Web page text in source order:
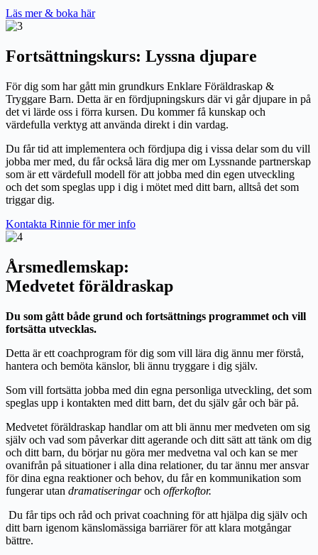
Läs mer & boka här
Fortsättningskurs: Lyssna djupare
För dig som har gått min grundkurs Enklare Föräldraskap &
Tryggare Barn. Detta är en fördjupningskurs där vi går djupare in på
det vi lärde oss i förra kursen. Du kommer få kunskap och
värdefulla verktyg att använda direkt i din vardag.
Du får tid att implementera och fördjupa dig i vissa delar som du vill
jobba mer med, du får också lära dig mer om Lyssnande partnerskap
som är ett värdefull modell för att jobba med din egen utveckling
och det som speglas upp i dig i mötet med ditt barn, alltså det som
triggar dig.
Kontakta Rinnie för mer info
Årsmedlemskap:
Medvetet föräldraskap
Du som gått både grund och fortsättnings programmet och vill
fortsätta utvecklas.
Detta är ett coachprogram för dig som vill lära dig ännu mer förstå,
hantera och bemöta känslor, bli ännu tryggare i dig själv.
Som vill fortsätta jobba med din egna personliga utveckling, det som
speglas upp i kontakten med ditt barn, det du själv går och bär på.
Medvetet föräldraskap handlar om att bli ännu mer medveten om sig
själv och vad som påverkar ditt agerande och ditt sätt att tänk om dig
och ditt barn, du börjar nu göra mer medvetna val och kan se mer
ovanifrån på situationer i alla dina relationer, du tar ännu mer ansvar
för dina egna reaktioner och behov, du får en kommunikation som
fungerar utan dramatiseringaroch offerkoftor.
Du får tips och råd och privat coachning för att hjälpa dig själv och
ditt barn igenom känslomässiga barriärer för att klara motgångar
bättre.